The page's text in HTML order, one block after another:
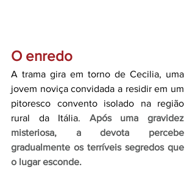
O enredo
A trama gira em torno de Cecilia, uma
jovem noviça convidada a residir em um
pitoresco convento isolado na região
rural da Itália.
Após uma gravidez
misteriosa, a devota percebe
gradualmente os terríveis segredos que
o lugar esconde.